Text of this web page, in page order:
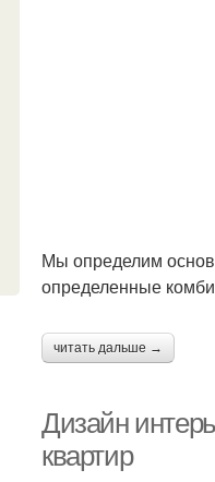
Мы определим
определенные
читать дальше →
Дизайн
квартир